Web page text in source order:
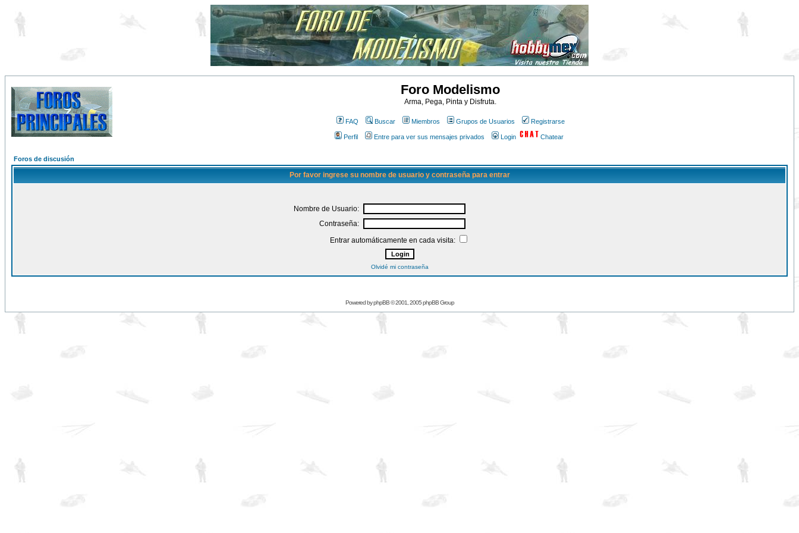
Foro Modelismo
Arma, Pega, Pinta y Disfruta.
FAQ Buscar Miembros Grupos de Usuarios Registrarse
Perfil Entre para ver sus mensajes privados Login Chatear
Foros de discusión
Por favor ingrese su nombre de usuario y contraseña para entrar
Nombre de Usuario:
Contraseña:
Entrar automáticamente en cada visita:
Olvidé mi contraseña
Powered byphpBB© 2001, 2005 phpBB Group